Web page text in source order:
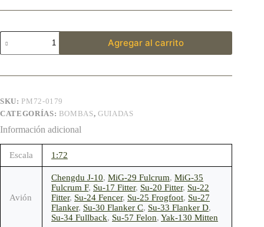
Agregar al carrito
SKU: PM72-0179
CATEGORÍAS: BOMBAS,GUIADAS
Información adicional
Escala 1:72
Avión
Chengdu J-10, MiG-29 Fulcrum, MiG-35
Fulcrum F, Su-17 Fitter, Su-20 Fitter, Su-22
Fitter, Su-24 Fencer, Su-25 Frogfoot, Su-27
Flanker, Su-30 Flanker C, Su-33 Flanker D,
Su-34 Fullback, Su-57 Felon, Yak-130 Mitten